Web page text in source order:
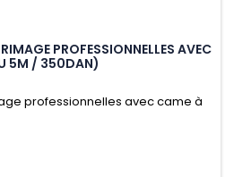
PROFESSIONNELLES AVEC
5M / 350DAN)
professionnelles avec came à
simple et rapide d'utilisation.
vos chargements pendant